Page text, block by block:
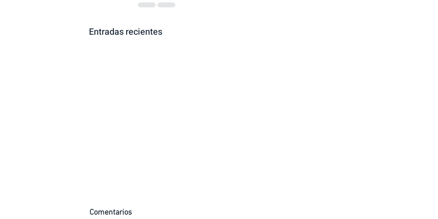
Entradas recientes
Comentarios